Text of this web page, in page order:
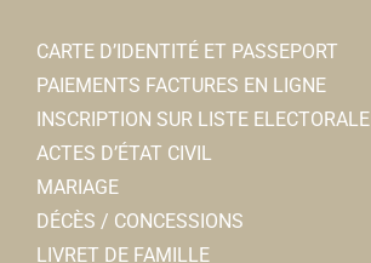
CARTE D’IDENTITÉ ET PASSEPORT
PAIEMENTS FACTURES EN LIGNE
INSCRIPTION SUR LISTE ELECTORALE
ACTES D’ÉTAT CIVIL
MARIAGE
DÉCÈS / CONCESSIONS
LIVRET DE FAMILLE